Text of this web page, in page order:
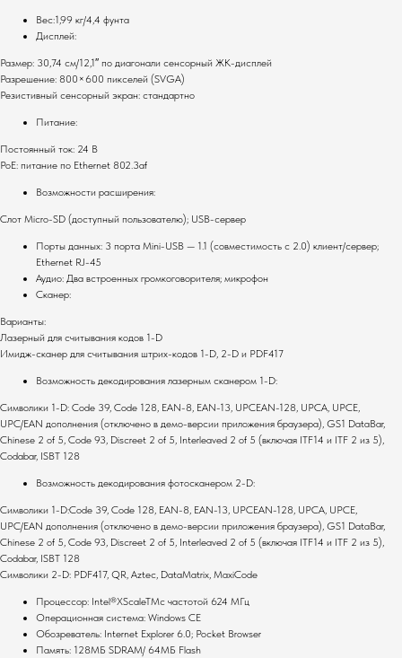
Вес:1,99 кг/4,4 фунта
Дисплей:
Размер: 30,74 см/12,1″ по диагонали сенсорный ЖК-дисплей
Разрешение: 800×600 пикселей (SVGA)
Резистивный сенсорный экран: стандартно
Питание:
Постоянный ток: 24 В
PoE: питание по Ethernet 802.3af
Возможности расширения:
Слот Micro-SD (доступный пользователю); USB-сервер
Порты данных: 3 порта Mini-USB — 1.1 (совместимость с 2.0) клиент/сервер;
Ethernet RJ-45
Аудио: Два встроенных громкоговорителя; микрофон
Сканер:
Варианты:
Лазерный для считывания кодов 1-D
Имидж-сканер для считывания штрих-кодов 1-D, 2-D и PDF417
Возможность декодирования лазерным сканером 1-D:
Символики 1-D: Code 39, Code 128, EAN-8, EAN-13, UPCEAN-128, UPCA, UPCE,
UPC/EAN дополнения (отключено в демо-версии приложения браузера), GS1 DataBar,
Chinese 2 of 5, Code 93, Discreet 2 of 5, Interleaved 2 of 5 (включая ITF14 и ITF 2 из 5),
Codabar, ISBT 128
Возможность декодирования фотосканером 2-D:
Символики 1-D:Code 39, Code 128, EAN-8, EAN-13, UPCEAN-128, UPCA, UPCE,
UPC/EAN дополнения (отключено в демо-версии приложения браузера), GS1 DataBar,
Chinese 2 of 5, Code 93, Discreet 2 of 5, Interleaved 2 of 5 (включая ITF14 и ITF 2 из 5),
Codabar, ISBT 128
Символики 2-D: PDF417, QR, Aztec, DataMatrix, MaxiCode
Процессор: Intel®XScaleTMс частотой 624 МГц
Операционная система: Windows CE
Обозреватель: Internet Explorer 6.0; Pocket Browser
Память: 128MБ SDRAM/ 64MБ Flash
Комплекты
Контакты
Для ресторанов
Для магазинов
Для складов
Монтаж оборудования
Общая информация
Полный каталог оборудования
Миссия компании
Настройка систем
Сервисное
обслуживание
Основные услуги
Терминалы сбора данных
Фискальные регистраторы
Клавиатуры
Инфокиоски